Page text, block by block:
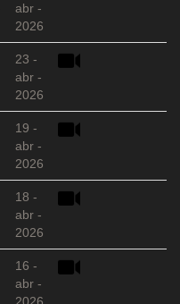
abr -
2026
23 -
abr -
2026
19 -
abr -
2026
18 -
abr -
2026
16 -
abr -